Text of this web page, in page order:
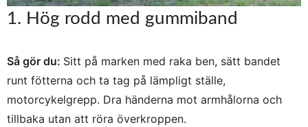
1. Hög rodd med gummiband
Så gör du: Sitt på marken med raka ben, sätt bandet
runt fötterna och ta tag på lämpligt ställe,
motorcykelgrepp. Dra händerna mot armhålorna och
tillbaka utan att röra överkroppen.